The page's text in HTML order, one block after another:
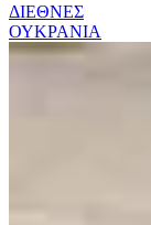
ΔΙΕΘΝΕΣ
ΟΥΚΡΑΝΙΑ